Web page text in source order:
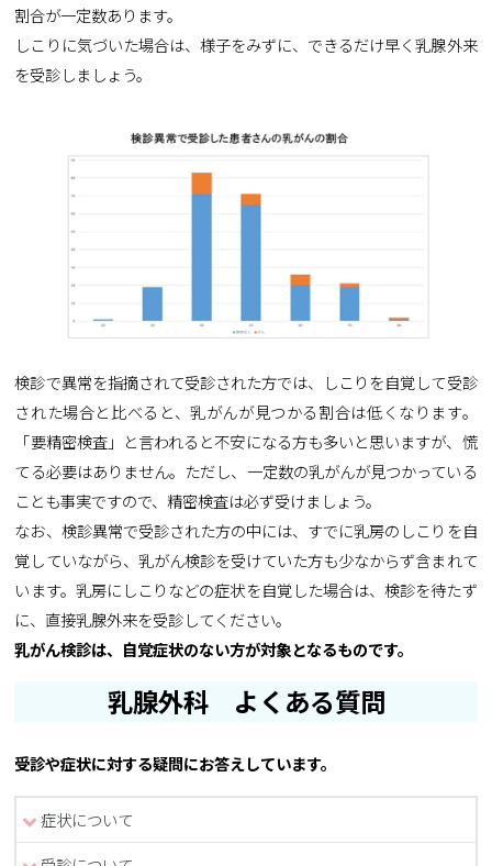
割合が一定数あります。
しこりに気づいた場合は、様子をみずに、できるだけ早く乳腺外来
を受診しましょう。
検診で異常を指摘されて受診された方では、しこりを自覚して受診
された場合と比べると、乳がんが見つかる割合は低くなります。
「要精密検査」と言われると不安になる方も多いと思いますが、慌
てる必要はありません。ただし、一定数の乳がんが見つかっている
ことも事実ですので、精密検査は必ず受けましょう。
なお、検診異常で受診された方の中には、すでに乳房のしこりを自
覚していながら、乳がん検診を受けていた方も少なからず含まれて
います。乳房にしこりなどの症状を自覚した場合は、検診を待たず
に、直接乳腺外来を受診してください。
乳がん検診は、自覚症状のない方が対象となるものです。
乳腺外科 よくある質問
受診や症状に対する疑問にお答えしています。
症状について